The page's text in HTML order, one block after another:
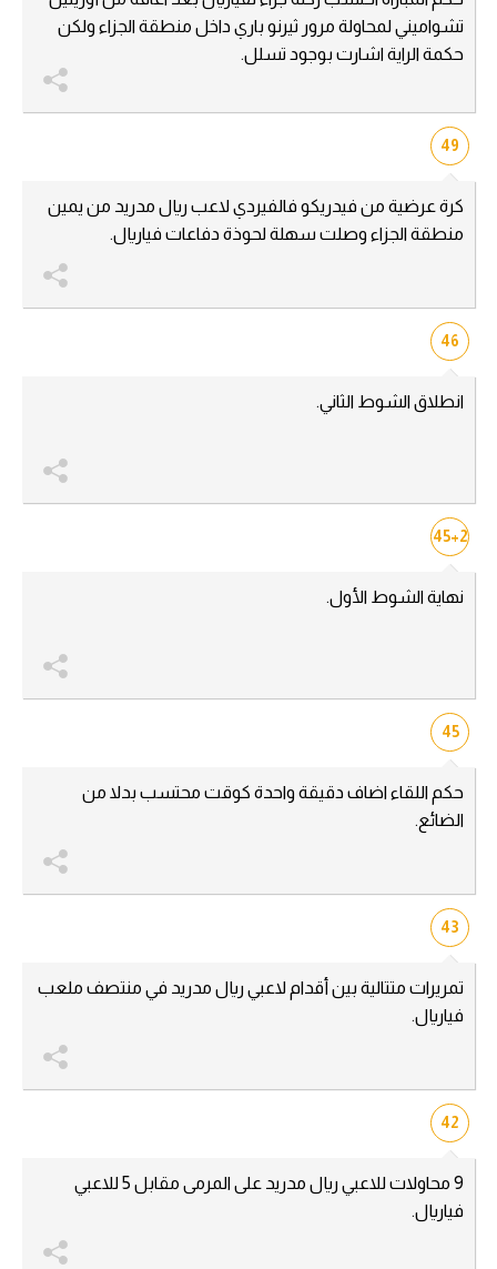
تشواميني لمحاولة مرور ثيرنو باري داخل منطقة الجزاء ولكن
حكمة الراية اشارت بوجود تسلل.
49
كرة عرضية من فيدريكو فالفيردي لاعب ريال مدريد من يمين
منطقة الجزاء وصلت سهلة لحوذة دفاعات فياريال.
46
انطلاق الشوط الثاني.
45+2
نهاية الشوط الأول.
45
حكم اللقاء اضاف دقيقة واحدة كوقت محتسب بدلا من
الضائع.
43
تمريرات متتالية بين أقدام لاعبي ريال مدريد في منتصف ملعب
فياريال.
42
9 محاولات للاعبي ريال مدريد على المرمى مقابل 5 للاعبي
فياريال.